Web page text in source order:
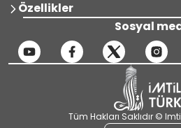
Özellikler
Sosyal
Tüm Hakları Saklıdır ©